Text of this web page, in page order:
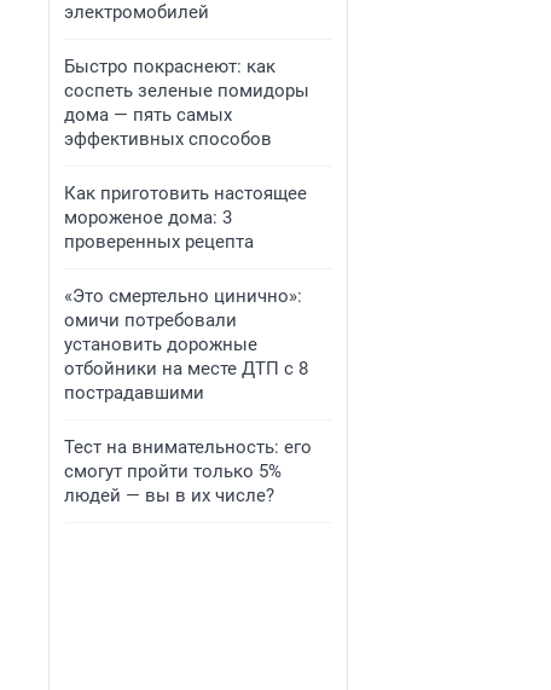
электромобилей
Быстро покраснеют: как
соспеть зеленые помидоры
дома — пять самых
эффективных способов
Как приготовить настоящее
мороженое дома: 3
проверенных рецепта
«Это смертельно цинично»:
омичи потребовали
установить дорожные
отбойники на месте ДТП с 8
пострадавшими
Тест на внимательность: его
смогут пройти только 5%
людей — вы в их числе?